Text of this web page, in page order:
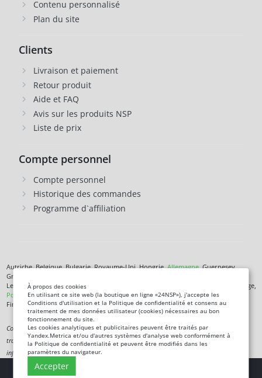
Contenu personnalisé
Plan du site
Clients
Livraison et paiement
Retour produit
Aide et FAQ
Avis sur les produits NSP
Liste de prix
Compte personnel
Compte personnel
Historique des commandes
Programme d`affiliation
Autriche, Belgique, Bulgarie, Royaume-Uni, Hongrie,Allemagne, Guernesey,
Grèce, Danemark, Jersey, Irlande, Islande,
Lettonie, Lituanie, Liechtenstein, Luxembourg, Malte, Monaco, Pays-Bas, Norvège,
Pologne, République tchèque,Roumanie , Saint-Marin, Slovénie, Îles Féroé,
Finlande,France, Croatie,Suède, Estonie.
Complément alimentaire. Ce n'est pas un médicament. Non destiné à diagnostiquer,
traiter, guérir ou prévenir une maladie. Les informations de ce site sont fournies à titre
informatif uniquement et ne remplacent pas les conseils d'un spécialiste.
À propos des cookies
En utilisant ce site web (la boutique en ligne «24NSP»), j'accepte les
Conditions d'utilisation et la Politique de confidentialité et consens au
traitement de mes données utilisateur (cookies) nécessaires au bon
fonctionnement du site.
Les cookies analytiques et publicitaires peuvent être traités par
Yandex.Metrica et/ou d'autres systèmes d'analyse web conformément à
la Politique de confidentialité et peuvent être modifiés dans les
paramètres du navigateur.
Accepter